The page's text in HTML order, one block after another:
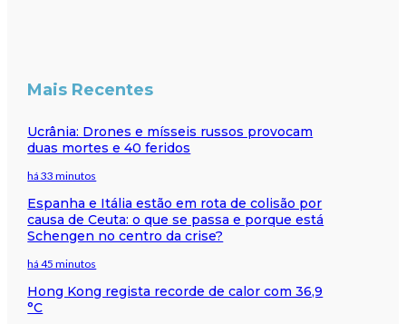
Mais Recentes
Ucrânia: Drones e mísseis russos provocam
duas mortes e 40 feridos
há 33 minutos
Espanha e Itália estão em rota de colisão por
causa de Ceuta: o que se passa e porque está
Schengen no centro da crise?
há 45 minutos
Hong Kong regista recorde de calor com 36,9
°C